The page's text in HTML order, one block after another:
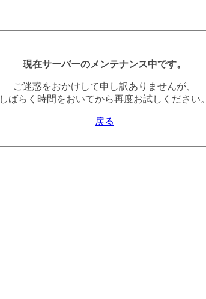
現在サーバーのメンテナンス中です。
ご迷惑をおかけして申し訳ありませんが、
しばらく時間をおいてから再度お試しください。
戻る